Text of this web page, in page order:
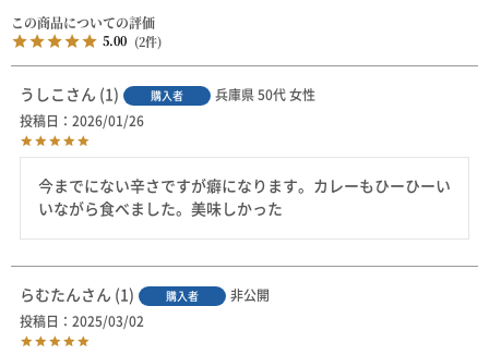
5.00 2
うしこ 1 購入者 兵庫県 50代 女性
投稿日
2026/01/26
今までにない辛さですが癖になります。カレーもひーひーい
いながら食べました。美味しかった
らむたん 1 購入者
非公開
投稿日
2025/03/02